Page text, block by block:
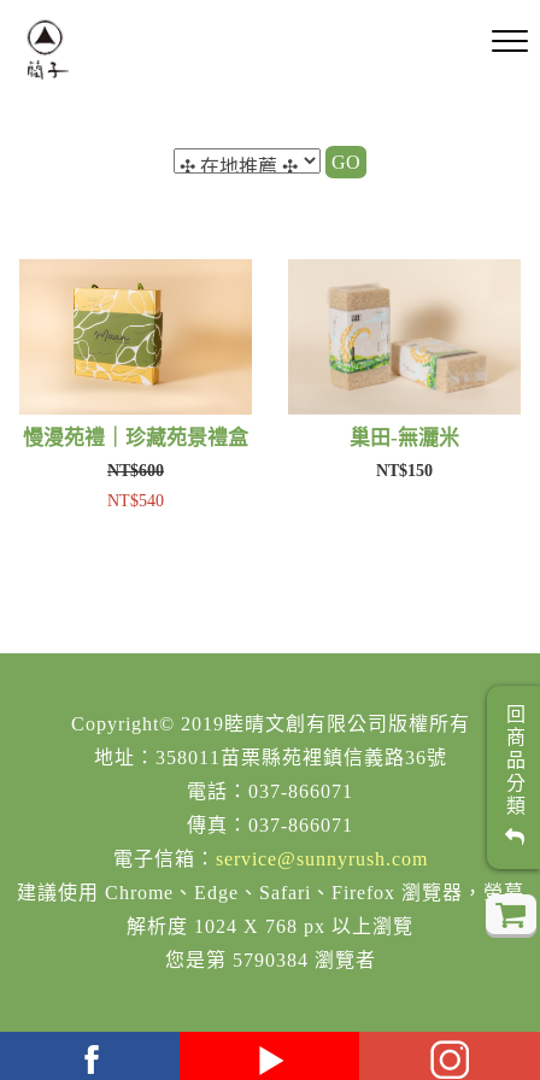
GO
慢漫苑禮｜珍藏苑景禮盒
NT$600
NT$540
巢田-無灑米
NT$150
Copyright© 2019睦晴文創有限公司版權所有
地址：358011苗栗縣苑裡鎮信義路36號
電話：037-866071
傳真：037-866071
電子信箱： service@sunnyrush.com
建議使用 Chrome、Edge、Safari、Firefox 瀏覽器，螢幕
解析度 1024 X 768 px 以上瀏覽
您是第 5790384 瀏覽者
回商品分類